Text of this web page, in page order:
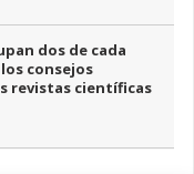
dos de cada
consejos
revistas científicas